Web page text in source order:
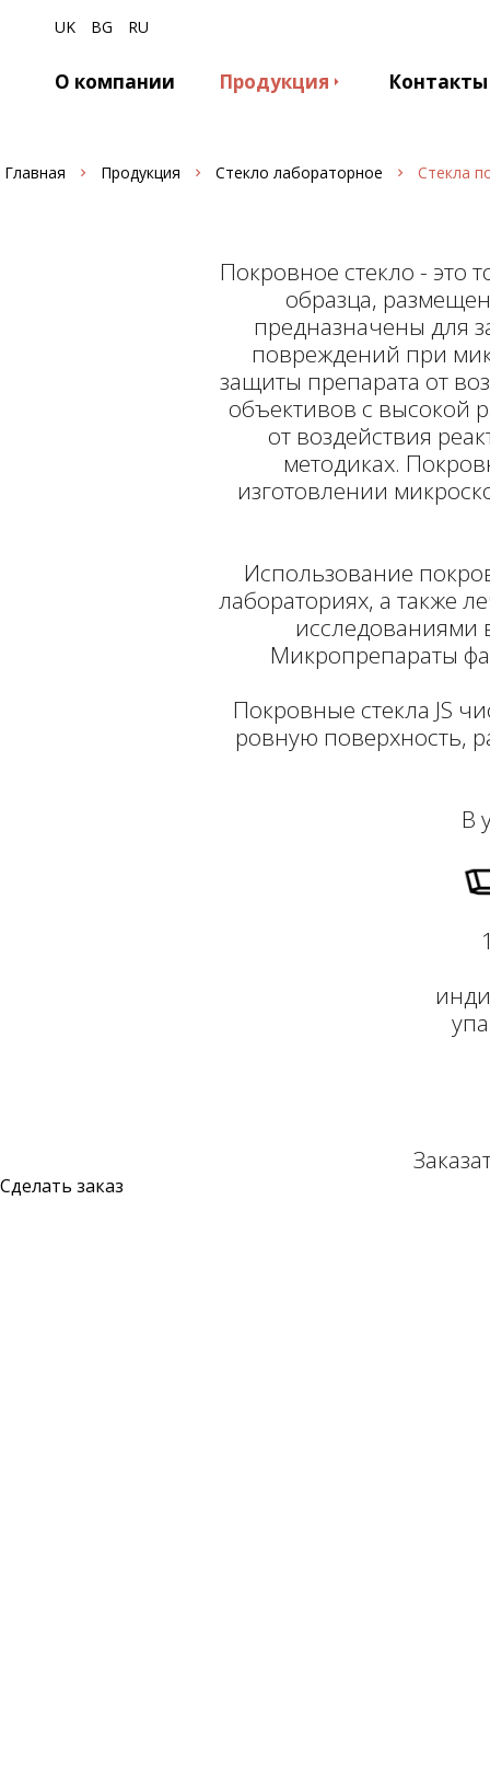
UK BG RU
О компании Продукция Контакты
Главная Продукция Стекло лабораторное Стекла
Покровное стекло - это
образца,
предназначены для
повреждений при
защиты препарата от
объективов с высокой
от воздействия
методиках.
изготовлении
Использование
лабораториях, а также
исследованиями
Микропрепараты
Покровные стекла JS
ровную поверхность,
В
Сделать заказ